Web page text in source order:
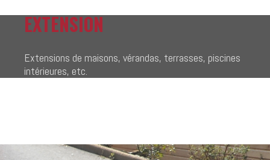
EXTENSION
Extensions de maisons, vérandas, terrasses, piscines
intérieures, etc.